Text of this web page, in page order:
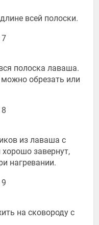
всей полоски.
полоска лаваша.
обрезать или
из лаваша с
завернут,
нагревании.
на сковороду с